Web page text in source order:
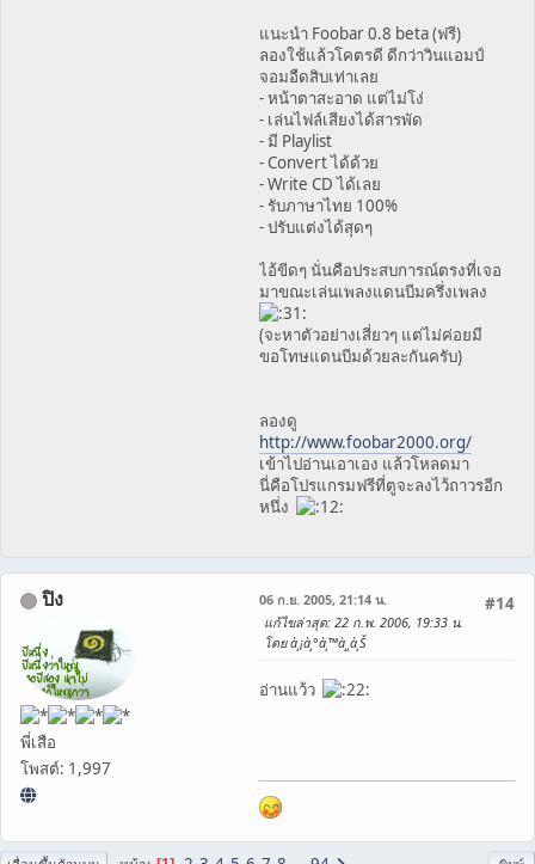
แนะนำ Foobar 0.8 beta (ฟรี)
ลองใช้แล้วโคตรดี ดีกว่าวินแอมป์
จอมอืดสิบเท่าเลย
- หน้าตาสะอาด แต่ไม่โง่
- เล่นไฟล์เสียงได้สารพัด
- มี Playlist
- Convert ได้ด้วย
- Write CD ได้เลย
- รับภาษาไทย 100%
- ปรับแต่งได้สุดๆ
ไอ้ขีดๆ นั่นคือประสบการณ์ตรงที่เจอ
มาขณะเล่นเพลงแดนบีมครึ่งเพลง
(จะหาตัวอย่างเสี่ยวๆ แต่ไม่ค่อยมี
ขอโทษแดนบีมด้วยละกันครับ)
ลองดู
http://www.foobar2000.org/
เข้าไปอ่านเอาเอง แล้วโหลดมา
นี่คือโปรแกรมฟรีที่ตูจะลงไว้ถาวรอีก
หนึ่ง
ปิง
พี่เสือ
โพสต์: 1,997
#14
06 ก.ย. 2005, 21:14 น.
แก้ไขล่าสุด: 22 ก.พ. 2006, 19:33 น.
โดย à¸¡à¸°à¸™à¸¸à¸Š
อ่านแว้ว